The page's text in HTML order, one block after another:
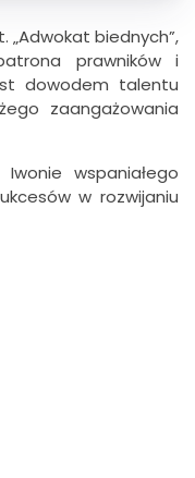
biednych”,
prawników i
dowodem talentu
zaangażowania
wspaniałego
w rozwijaniu